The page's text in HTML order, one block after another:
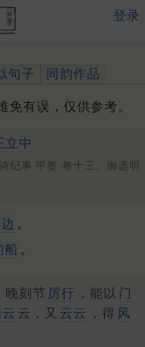
登录
句子 同韵作品
免有误，仅供参考。
立中
事 甲签·卷十三、御选明
。
船 。
晚刻节 厉行 ，能以 门
云，又 云云 ，得 风